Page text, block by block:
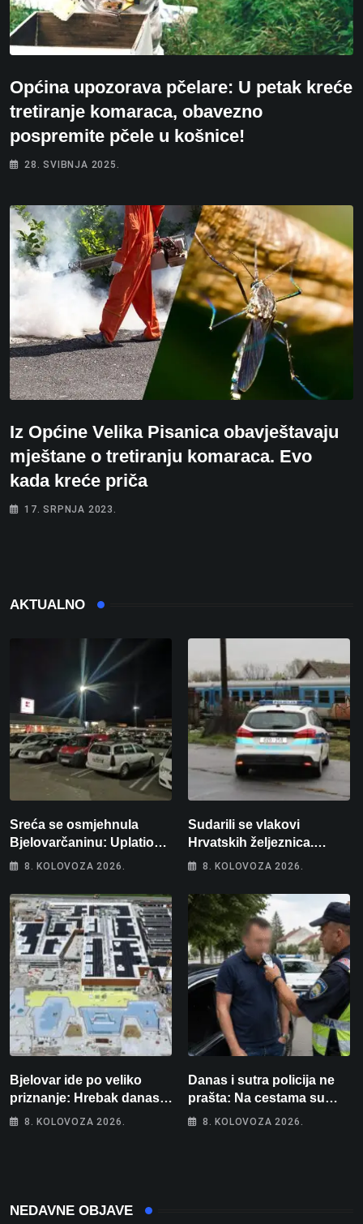
Općina upozorava pčelare: U petak kreće
tretiranje komaraca, obavezno
pospremite pčele u košnice!
28. SVIBNJA 2025.
Iz Općine Velika Pisanica obavještavaju
mještane o tretiranju komaraca. Evo
kada kreće priča
17. SRPNJA 2023.
AKTUALNO
Sreća se osmjehnula
Bjelovarčaninu: Uplatio
samo 4 eura, a osvojio
8. KOLOVOZA 2026.
Sudarili se vlakovi
Hrvatskih željeznica.
Šestero osoba teško
intenzivnoj
8. KOLOVOZA 2026.
Bjelovar ide po veliko
priznanje: Hrebak danas u
Parizu predstavlja
8. KOLOVOZA 2026.
Danas i sutra policija ne
prašta: Na cestama su
posebno na meti ovi
8. KOLOVOZA 2026.
NEDAVNE OBJAVE